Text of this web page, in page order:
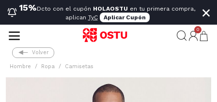
15%Dcto con el cupón HOLAOSTU en tu primera compra,
aplican TyC Aplicar Cupón ×
0
Volver
Hombre Ropa Camisetas